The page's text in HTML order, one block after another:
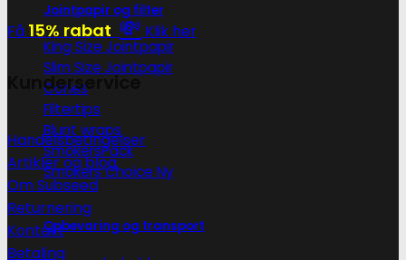
Jointpapir og filter
King Size Jointpapir
Slim Size Jointpapir
Cones
Filtertips
Blunt wraps
SmokersPack
Smokers Choice
Opbevaring og transport
Få 15% rabat 💸 Klik her
Kunderservice
Handelsbetingelser
Artikler og blog
Om Subseed
Returnering
Kontakt
Betaling